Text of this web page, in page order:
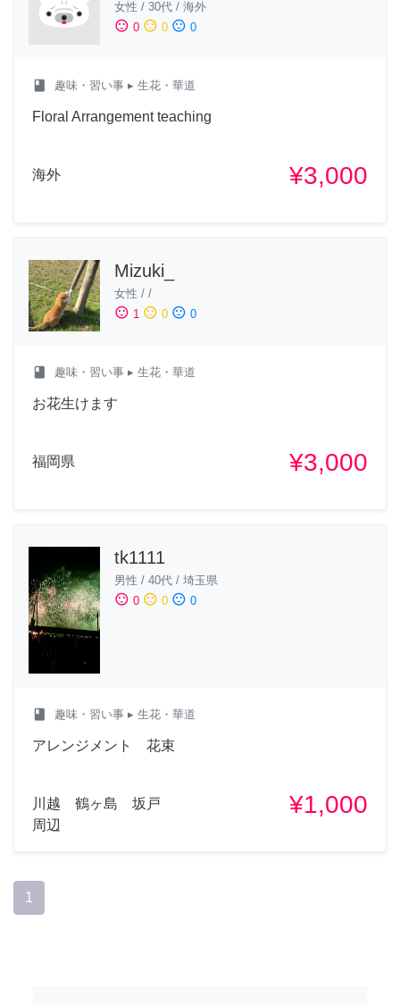
女性 / 30代 / 海外
sentiment_satisfied 0 sentiment_neutral 0 sentiment_dissatisfied 0
class 趣味・習い事 ▸ 生花・華道
Floral Arrangement teaching
海外 ¥3,000
Mizuki_
女性 / /
sentiment_satisfied 1 sentiment_neutral 0 sentiment_dissatisfied 0
class 趣味・習い事 ▸ 生花・華道
お花生けます
福岡県 ¥3,000
tk1111
男性 / 40代 / 埼玉県
sentiment_satisfied 0 sentiment_neutral 0 sentiment_dissatisfied 0
class 趣味・習い事 ▸ 生花・華道
アレンジメント 花束
川越 鶴ヶ島 坂戸
周辺
¥1,000
1